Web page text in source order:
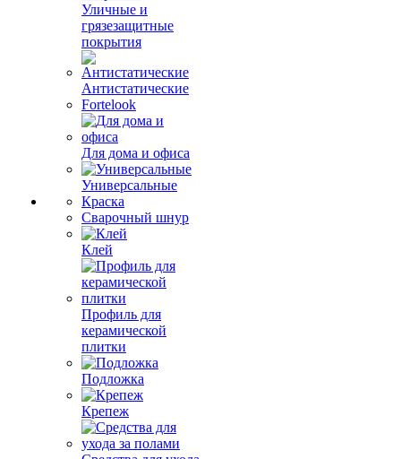
Уличные и
грязезащитные
покрытия
Антистатические
Fortelook
Для дома и офиса
Универсальные
Краска
Сварочный шнур
Клей
Профиль для
керамической
плитки
Подложка
Крепеж